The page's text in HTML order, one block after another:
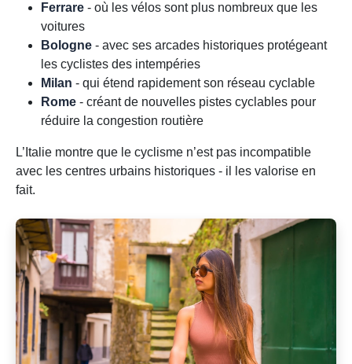
Ferrare - où les vélos sont plus nombreux que les
voitures
Bologne - avec ses arcades historiques protégeant
les cyclistes des intempéries
Milan - qui étend rapidement son réseau cyclable
Rome - créant de nouvelles pistes cyclables pour
réduire la congestion routière
L’Italie montre que le cyclisme n’est pas incompatible
avec les centres urbains historiques - il les valorise en
fait.